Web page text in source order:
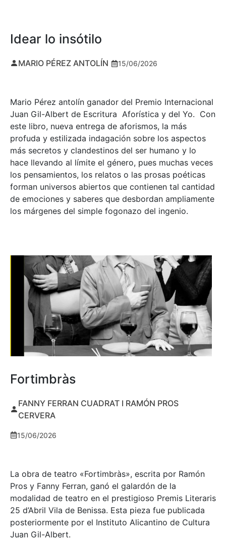
Idear lo insótilo
MARIO PÉREZ ANTOLÍN 15/06/2026
Mario Pérez antolín ganador del Premio Internacional
Juan Gil-Albert de Escritura Aforística y del Yo. Con
este libro, nueva entrega de aforismos, la más
profuda y estilizada indagación sobre los aspectos
más secretos y clandestinos del ser humano y lo
hace llevando al límite el género, pues muchas veces
los pensamientos, los relatos o las prosas poéticas
forman universos abiertos que contienen tal cantidad
de emociones y saberes que desbordan ampliamente
los márgenes del simple fogonazo del ingenio.
Fortimbràs
FANNY FERRAN CUADRAT I RAMÓN PROS
CERVERA
15/06/2026
La obra de teatro «Fortimbràs», escrita por Ramón
Pros y Fanny Ferran, ganó el galardón de la
modalidad de teatro en el prestigioso Premis Literaris
25 d’Abril Vila de Benissa. Esta pieza fue publicada
posteriormente por el Instituto Alicantino de Cultura
Juan Gil-Albert.